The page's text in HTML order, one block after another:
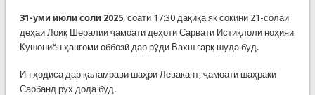
31-уми июли соли 2025, соати 17:30 дақиқа як сокини 21-солаи
деҳаи Лоиқ Шералии ҷамоати деҳоти Сарвати Истиқлоли ноҳияи
Кушониён ҳангоми оббозӣ дар рӯди Вахш ғарқ шуда буд.
Ин ҳодиса дар қаламрави шаҳри Левакант, ҷамоати шаҳраки
Сарбанд рух дода буд.